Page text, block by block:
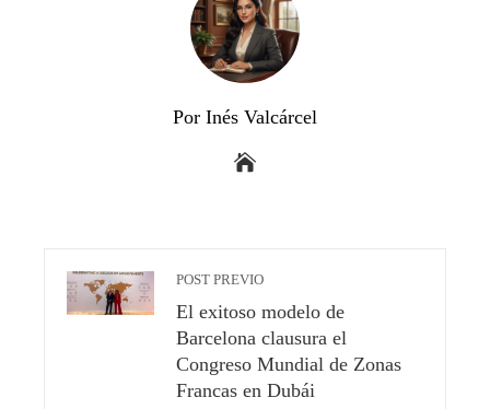
Por Inés Valcárcel
POST PREVIO
El exitoso modelo de
Barcelona clausura el
Congreso Mundial de Zonas
Francas en Dubái